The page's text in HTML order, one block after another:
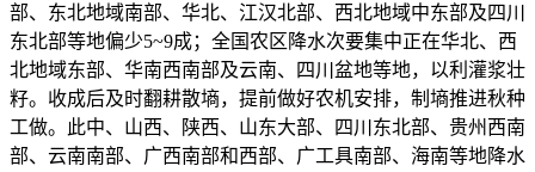
部、东北地域南部、华北、江汉北部、西北地域中东部及四川
东北部等地偏少5~9成；全国农区降水次要集中正在华北、西
北地域东部、华南西南部及云南、四川盆地等地，以利灌浆壮
籽。收成后及时翻耕散墒，提前做好农机安排，制墒推进秋种
工做。此中、山西、陕西、山东大部、四川东北部、贵州西南
部、云南南部、广西南部和西部、广工具南部、海南等地降水